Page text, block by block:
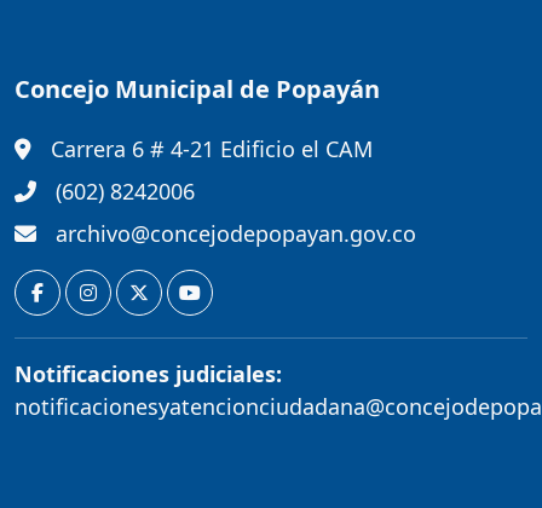
Concejo Municipal de Popayán
Carrera 6 # 4-21 Edificio el CAM
(602) 8242006
archivo@concejodepopayan.gov.co
Notificaciones judiciales: